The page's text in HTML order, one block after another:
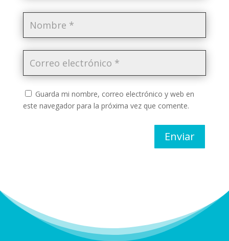
Guarda mi nombre, correo electrónico y web en
este navegador para la próxima vez que comente.
Enviar